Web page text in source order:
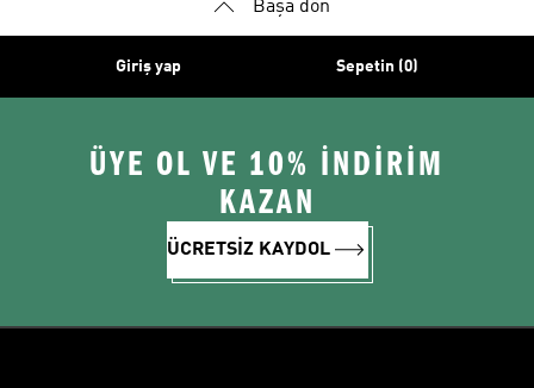
Başa dön
Giriş yap Sepetin (0)
ÜYE OL VE 10% İNDİRİM
KAZAN
ÜCRETSİZ KAYDOL